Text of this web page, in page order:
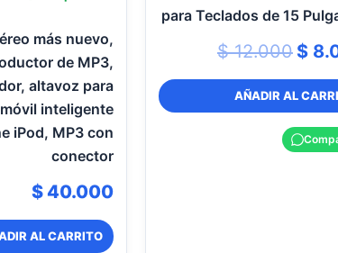
más nuevo,
de MP3,
altavoz para
inteligente
iPod, MP3 con
conector
$ 40.000
AL CARRITO
para Teclados de 15
$12.000 $
AÑADIR AL